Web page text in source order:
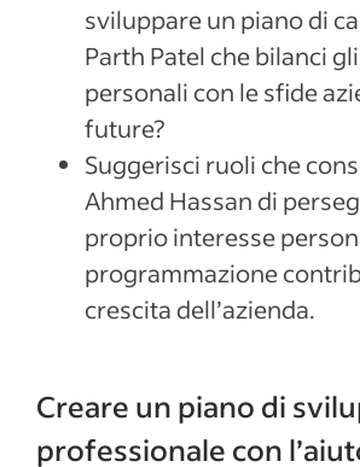
sviluppare un piano di
Parth Patel che bilanci
personali con le sfide
future?
Suggerisci ruoli che
Ahmed Hassan di
proprio interesse
programmazione
crescita dell’azienda.
Creare un piano di
professionale con